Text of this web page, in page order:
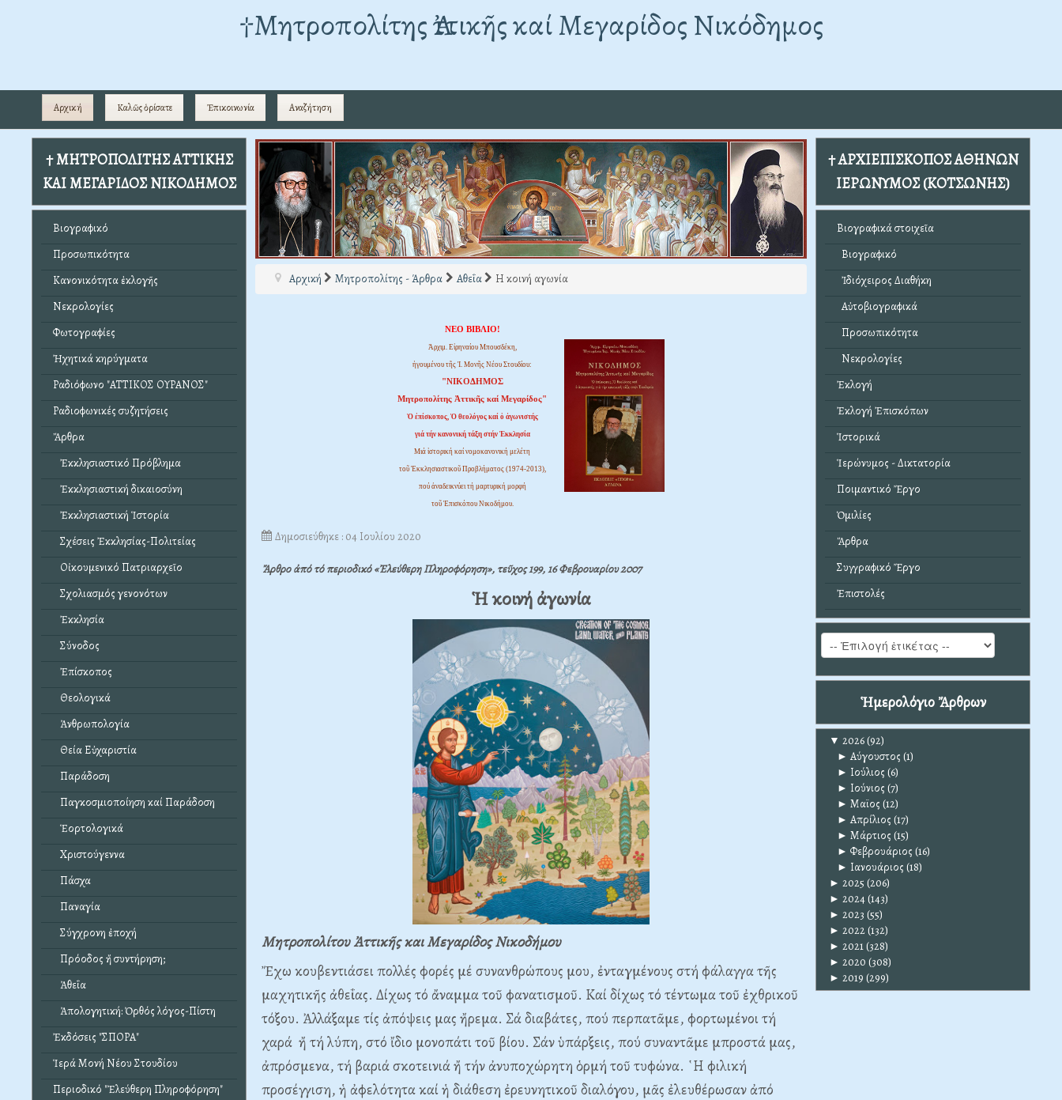
†Mητροπολίτης Ἀττικῆς καί Μεγαρίδος Νικόδημος
Αρχική Καλῶς ὁρίσατε Ἐπικοινωνία Αναζήτηση
† ΜΗΤΡΟΠΟΛΙΤΗΣ ΑΤΤΙΚΗΣ
ΚΑΙ ΜΕΓΑΡΙΔΟΣ ΝΙΚΟΔΗΜΟΣ
Βιογραφικό
Προσωπικότητα
Κανονικότητα ἐκλογῆς
Νεκρολογίες
Φωτογραφίες
Ἠχητικά κηρύγματα
Ραδιόφωνο "ΑΤΤΙΚΟΣ ΟΥΡΑΝΟΣ"
Ραδιοφωνικές συζητήσεις
Ἄρθρα
Ἐκκλησιαστικό Πρόβλημα
Ἐκκλησιαστική δικαιοσύνη
Ἐκκλησιαστική Ἱστορία
Σχέσεις Ἐκκλησίας-Πολιτείας
Οἰκουμενικό Πατριαρχεῖο
Σχολιασμός γενονότων
Ἐκκλησία
Σύνοδος
Ἐπίσκοπος
Θεολογικά
Ἀνθρωπολογία
Θεία Εὐχαριστία
Παράδοση
Παγκοσμιοποίηση καί Παράδοση
Ἑορτολογικά
Χριστούγεννα
Πάσχα
Παναγία
Σύγχρονη ἐποχή
Πρόοδος ἤ συντήρηση;
Ἀθεΐα
Ἀπολογητική: Ὀρθός λόγος-Πίστη
Ἐκδόσεις "ΣΠΟΡΑ"
Ἱερά Μονή Νέου Στουδίου
Περιοδικό "Ἐλεύθερη Πληροφόρηση"
Αρχική Μητροπολίτης - Άρθρα Αθεΐα Η κοινή αγωνία
ΝΕΟ ΒΙΒΛΙΟ!
Ἀρχιμ. Εἰρηναίου Μπουσδέκη,
ἡγουμένου τῆς Ἱ. Μονῆς Νέου Στουδίου:
"ΝΙΚΟΔΗΜΟΣ
Μητροπολίτης Ἀττικῆς καί Μεγαρίδος"
Ὁ ἐπίσκοπος, Ὁ θεολόγος καί ὁ ἀγωνιστής
γιά τήν κανονική τάξη στήν Ἐκκλησία
Μιά ἱστορική καί νομοκανονική μελέτη
τοῦ Ἐκκλησιαστικοῦ Προβλήματος (1974-2013),
πού ἀναδεικνύει τή μαρτυρική μορφή
τοῦ Ἐπισκόπου Νικοδήμου.
Δημοσιεύθηκε : 04 Ιουλίου 2020
Ἄρθρο ἀπό τό περιοδικό «Ἐλεύθερη Πληροφόρηση», τεῦχος 199, 16 Φεβρουαρίου 2007
Ἡ κοινή ἀγωνία
Μητροπολίτου Ἀττικῆς και Μεγαρίδος Νικοδήμου
Ἔχω κουβεντιάσει πολλές φορές μέ συνανθρώπους μου, ἐνταγμένους στή φάλαγγα τῆς
μαχητικῆς ἀθεΐας. Δίχως τό ἄναμμα τοῦ φανατισμοῦ. Καί δίχως τό τέντωμα τοῦ ἐχθρικοῦ
τόξου. Ἀλλάξαμε τίς ἀπόψεις μας ἤρεμα. Σά διαβάτες, πού περπατᾶμε, φορτωμένοι τή
χαρά ἤ τή λύπη, στό ἴδιο μονοπάτι τοῦ βίου. Σάν ὑπάρξεις, πού συναντᾶμε μπροστά μας,
ἀπρόσμενα, τή βαριά σκοτεινιά ἤ τήν ἀνυποχώρητη ὁρμή τοῦ τυφώνα. ῾Η φιλική
προσέγγιση, ἡ ἀφελότητα καί ἡ διάθεση ἐρευνητικοῦ διαλόγου, μᾶς ἐλευθέρωσαν ἀπό
† ΑΡΧΙΕΠΙΣΚΟΠΟΣ ΑΘΗΝΩΝ
ΙΕΡΩΝΥΜΟΣ (ΚΟΤΣΩΝΗΣ)
Βιογραφικά στοιχεῖα
Βιογραφικό
Ἰδιόχειρος Διαθήκη
Αὐτοβιογραφικά
Προσωπικότητα
Νεκρολογίες
Ἐκλογή
Ἐκλογή Ἐπισκόπων
Ἱστορικά
Ἱερώνυμος - Δικτατορία
Ποιμαντικό Ἔργο
Ὁμιλίες
Ἄρθρα
Συγγραφικό Ἔργο
Ἐπιστολές
Ἡμερολόγιο Ἄρθρων
▼ 2026(92)
► Αύγουστος (1)
► Ιούλιος (6)
► Ιούνιος (7)
► Μαϊος (12)
► Απρίλιος (17)
► Μάρτιος (15)
► Φεβρουάριος (16)
► Ιανουάριος (18)
► 2025 (206)
► 2024(143)
► 2023 (55)
► 2022(132)
► 2021(328)
► 2020 (308)
► 2019 (299)